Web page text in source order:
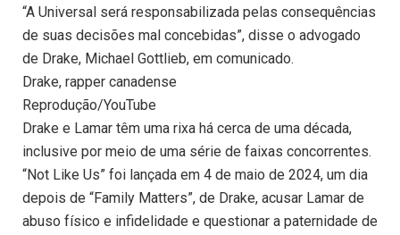
“A Universal será responsabilizada pelas consequências
de suas decisões mal concebidas”, disse o advogado
de Drake, Michael Gottlieb, em comunicado.
Drake, rapper canadense
Reprodução/YouTube
Drake e Lamar têm uma rixa há cerca de uma década,
inclusive por meio de uma série de faixas concorrentes.
“Not Like Us” foi lançada em 4 de maio de 2024, um dia
depois de “Family Matters”, de Drake, acusar Lamar de
abuso físico e infidelidade e questionar a paternidade de